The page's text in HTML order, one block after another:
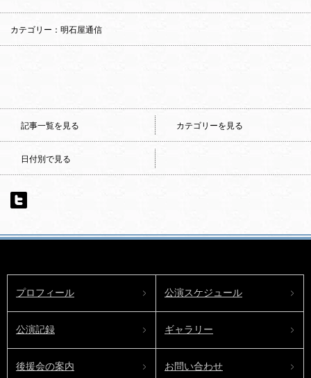
カテゴリー：明石屋通信
記事一覧を見る カテゴリーを見る
日付別で見る
プロフィール 公演スケジュール
公演記録 ギャラリー
後援会の案内 お問い合わせ